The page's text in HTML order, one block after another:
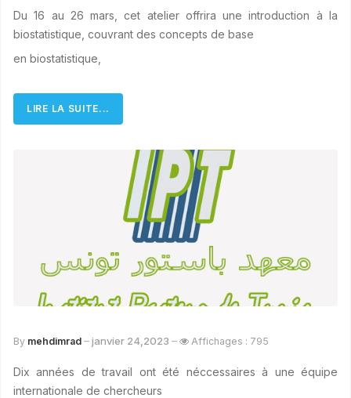
Du 16 au 26 mars, cet atelier offrira une introduction à la
biostatistique, couvrant des concepts de base
en biostatistique,
LIRE LA SUITE...
By mehdimrad janvier 24,2023 Affichages : 795
Dix années de travail ont été néccessaires à une équipe
internationale de chercheurs